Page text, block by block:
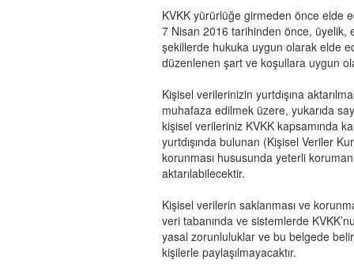
KVKK yürürlüğe girmeden önce elde
7 Nisan 2016 tarihinden önce, üyelik,
şekillerde hukuka uygun olarak elde
düzenlenen şart ve koşullara uygun
Kişisel verilerinizin yurtdışına
muhafaza edilmek üzere, yukarıda
kişisel verileriniz KVKK kapsamında
yurtdışında bulunan (Kişisel Veriler
korunması hususunda yeterli
aktarılabilecektir.
Kişisel verilerin saklanması ve
veri tabanında ve sistemlerde
yasal zorunluluklar ve bu belgede
kişilerle paylaşılmayacaktır.